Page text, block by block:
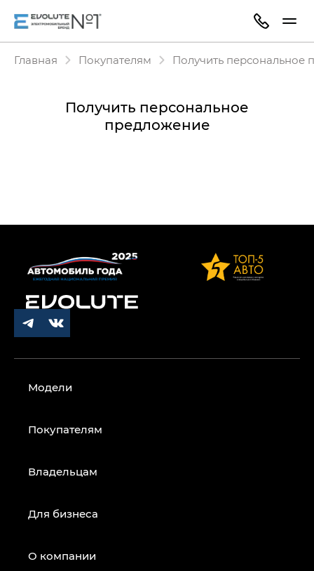
Главная Покупателям Получить персональное
Получить персональное
предложение
Модели
Покупателям
Владельцам
Для бизнеса
О компании